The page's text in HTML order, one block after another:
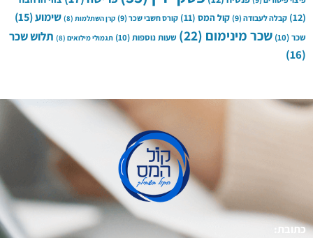
קבלה לעבודה(9) קול המס(11) קורס חשבי שכר(9) קרן השתלמות(8) שימוע(15)
שכר(10) שכר מינימום(22) שעות נוספות(10) תגמולי מילואים(8)
תלוש שכר
כתובת: